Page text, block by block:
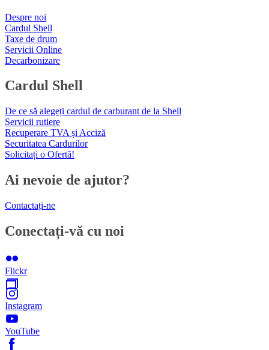
Despre noi
Cardul Shell
Taxe de drum
Servicii Online
Decarbonizare
Cardul Shell
De ce să alegeți cardul de carburant de la Shell
Servicii rutiere
Recuperare TVA și Acciză
Securitatea Cardurilor
Solicitați o Ofertă!
Ai nevoie de ajutor?
Contactați-ne
Conectați-vă cu noi
Flickr
Instagram
YouTube